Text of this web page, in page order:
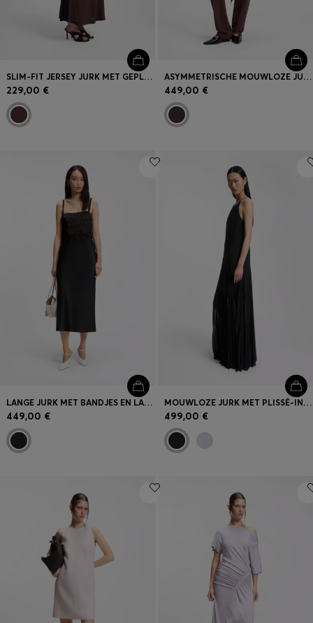
SLIM-FIT JERSEY JURK MET GEPLOOIDE DETAILS
229,00 €
ASYMMETRISCHE MOUWLOZE JURK VAN SOEPEL SABELSATIJN
449,00 €
LANGE JURK MET BANDJES EN LASERGESNEDEN DETAILS
449,00 €
MOUWLOZE JURK MET PLISSÉ-INZETTEN IN DE ROK
499,00 €